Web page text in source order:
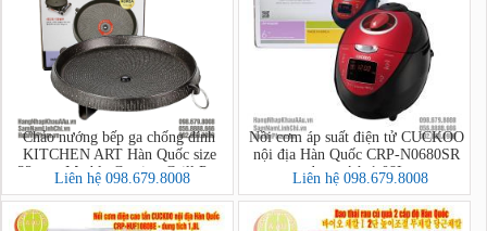
Chảo nướng bếp ga chống dính
KITCHEN ART Hàn Quốc size
32cm - Marble Coating Grill Pan
Liên hệ 098.679.8008
Nồi cơm áp suất điện tử CUCKOO
nội địa Hàn Quốc CRP-N0680SR
dung tích 1.08L
Liên hệ 098.679.8008